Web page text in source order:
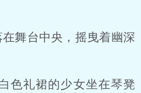
台中央，摇曳着幽深
礼裙的少女坐在琴凳